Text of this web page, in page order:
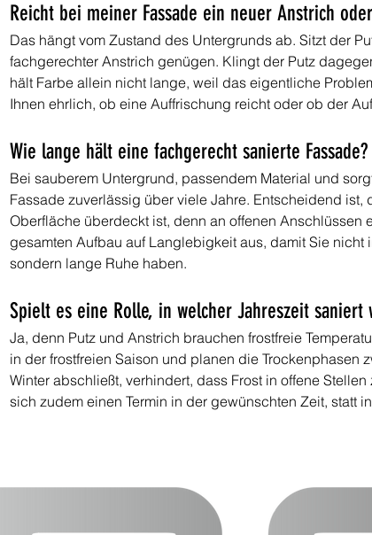
Reicht bei meiner Fassade ein neuer Anstrich
Das hängt vom Zustand des Untergrunds ab. Sitzt der
fachgerechter Anstrich genügen. Klingt der Putz
hält Farbe allein nicht lange, weil das eigentliche
Ihnen ehrlich, ob eine Auffrischung reicht oder ob der
Wie lange hält eine fachgerecht sanierte Fassade?
Bei sauberem Untergrund, passendem Material und
Fassade zuverlässig über viele Jahre. Entscheidend
Oberfläche überdeckt ist, denn an offenen Anschlüssen
gesamten Aufbau auf Langlebigkeit aus, damit Sie
sondern lange Ruhe haben.
Spielt es eine Rolle, in welcher Jahreszeit saniert
Ja, denn Putz und Anstrich brauchen frostfreie
in der frostfreien Saison und planen die Trockenphasen
Winter abschließt, verhindert, dass Frost in offene
sich zudem einen Termin in der gewünschten Zeit, statt